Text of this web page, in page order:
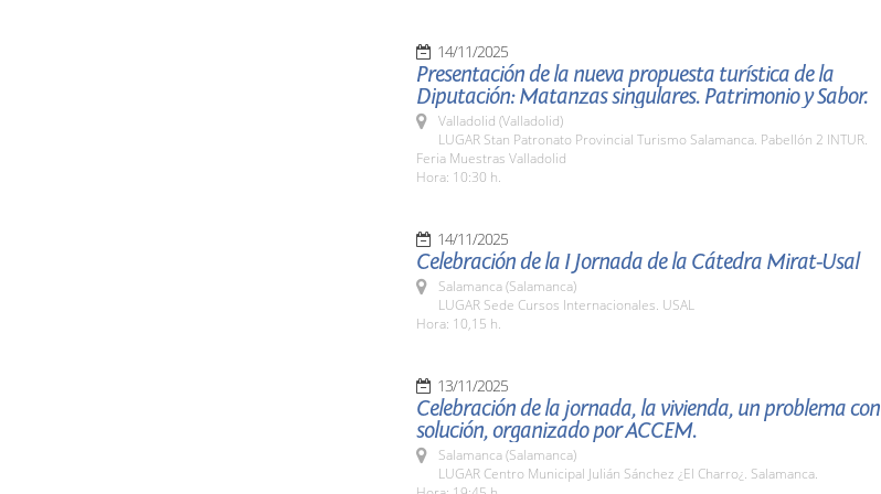
14/11/2025
Presentación de la nueva propuesta turística de la
Diputación: Matanzas singulares. Patrimonio y Sabor.
Valladolid (Valladolid)
LUGAR Stan Patronato Provincial Turismo Salamanca. Pabellón 2 INTUR.
Feria Muestras Valladolid
Hora: 10:30 h.
14/11/2025
Celebración de la I Jornada de la Cátedra Mirat-Usal
Salamanca (Salamanca)
LUGAR Sede Cursos Internacionales. USAL
Hora: 10,15 h.
13/11/2025
Celebración de la jornada, la vivienda, un problema con
solución, organizado por ACCEM.
Salamanca (Salamanca)
LUGAR Centro Municipal Julián Sánchez ¿El Charro¿. Salamanca.